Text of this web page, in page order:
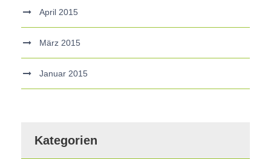
April 2015
März 2015
Januar 2015
Kategorien